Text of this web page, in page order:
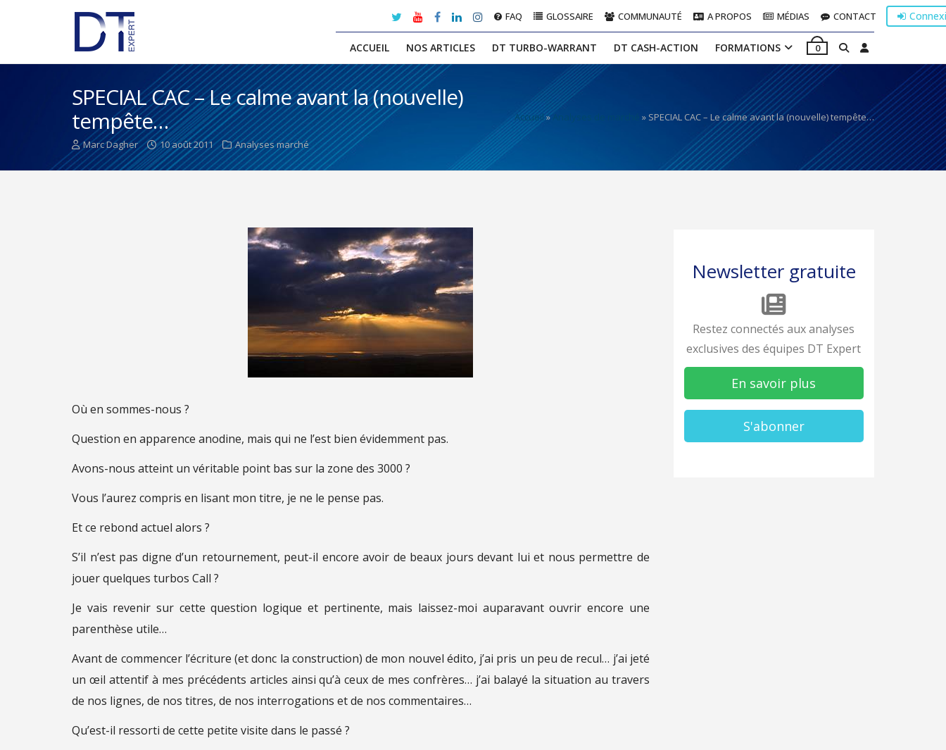
ACCUEIL NOS ARTICLES DT TURBO-WARRANT DT CASH-ACTION FORMATIONS 0
FAQ GLOSSAIRE COMMUNAUTÉ A PROPOS MÉDIAS CONTACT
Accueil»Analyses de marché » SPECIAL CAC – Le calme avant la (nouvelle) tempête…
SPECIAL CAC – Le calme avant la (nouvelle)
tempête…
Marc Dagher 10 août 2011 Analyses marché
Où en sommes-nous ?
Question en apparence anodine, mais qui ne l’est bien évidemment pas.
Avons-nous atteint un véritable point bas sur la zone des 3000 ?
Vous l’aurez compris en lisant mon titre, je ne le pense pas.
Et ce rebond actuel alors ?
S’il n’est pas digne d’un retournement, peut-il encore avoir de beaux jours devant lui et nous permettre de
jouer quelques turbos Call ?
Je vais revenir sur cette question logique et pertinente, mais laissez-moi auparavant ouvrir encore une
parenthèse utile…
Avant de commencer l’écriture (et donc la construction) de mon nouvel édito, j’ai pris un peu de recul… j’ai jeté
un œil attentif à mes précédents articles ainsi qu’à ceux de mes confrères… j’ai balayé la situation au travers
de nos lignes, de nos titres, de nos interrogations et de nos commentaires…
Qu’est-il ressorti de cette petite visite dans le passé ?
Newsletter gratuite
Restez connectés aux analyses
exclusives des équipes DT Expert
En savoir plus
S'abonner